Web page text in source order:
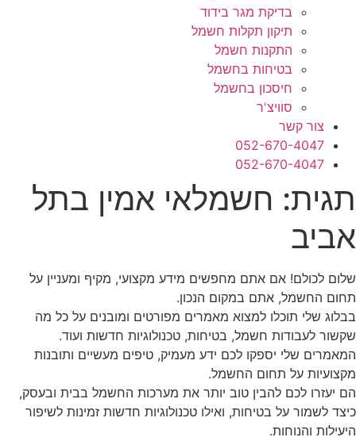
בדיקת מגר בידוד
תיקון תקלות חשמל
התקנות חשמל
בטיחות בחשמל
חיסכון בחשמל
סוויצ'ר
צור קשר
052-670-4047
052-670-4047
תגית: חשמלאי אמין בתל
אביב
שלום לכולם! אם אתם מחפשים מידע מקצועי, מקיף ומעניין על
תחום החשמל, אתם במקום הנכון.
בבלוג שלי תוכלו למצוא מאמרים מפורטים ומובנים על כל מה
שקשור לעבודות חשמל, בטיחות, טכנולוגיות חדשות ועוד.
המאמרים שלי יספקו לכם ידע מעמיק, טיפים מעשיים ותובנות
מקצועיות על תחום החשמל.
הם יעזרו לכם להבין טוב יותר את מערכות החשמל בבית ובעסק,
כיצד לשמור על בטיחות, ואילו טכנולוגיות חדשות זמינות לשיפור
היעילות והנוחות.